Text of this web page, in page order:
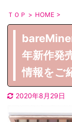
ＴＯＰ > HOME >
年新作発
情報をご
2020年8月29日